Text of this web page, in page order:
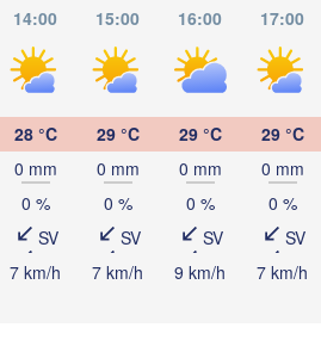
14:00 15:00 16:00 17:00
28 °C
0 mm
0 %
SV
7 km/h
29 °C
0 mm
0 %
SV
7 km/h
29 °C
0 mm
0 %
SV
9 km/h
29 °C
0 mm
0 %
SV
7 km/h
Constanța
Варна